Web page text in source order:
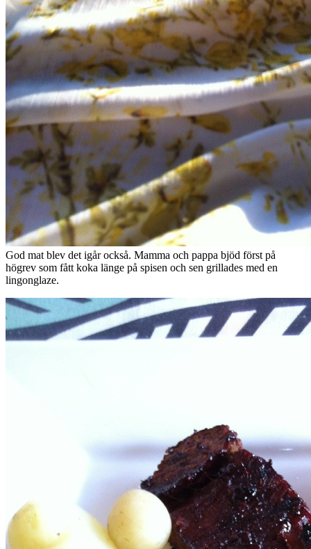
God mat blev det igår också. Mamma och pappa bjöd först på
högrev som fått koka länge på spisen och sen grillades med en
lingonglaze.